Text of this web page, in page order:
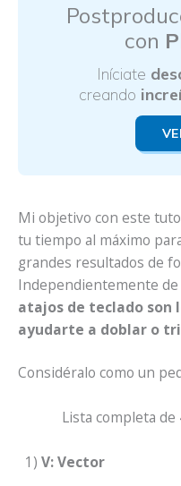
con
Iníciate
creando
Mi objetivo con este
tu tiempo al máximo
grandes resultados de
Independientemente de
atajos de teclado son
ayudarte a doblar o
Considéralo como un
Lista completa
1) V: Vector